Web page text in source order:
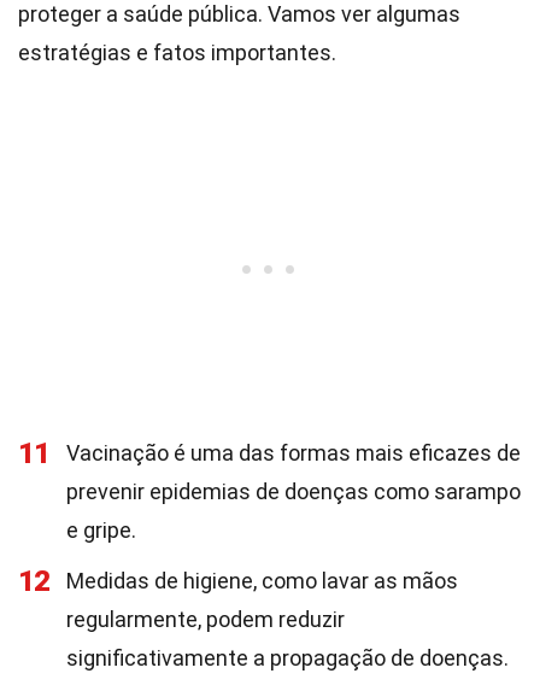
proteger a saúde pública. Vamos ver algumas
estratégias e fatos importantes.
11
Vacinação é uma das formas mais eficazes de
prevenir epidemias de doenças como sarampo
e gripe.
12
Medidas de higiene, como lavar as mãos
regularmente, podem reduzir
significativamente a propagação de doenças.